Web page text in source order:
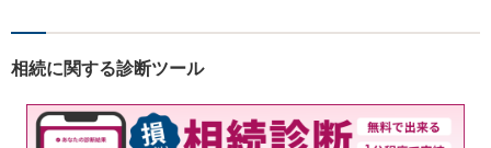
理・破産、労働問題、企業法
政事件など。
相続に関する診断ツール